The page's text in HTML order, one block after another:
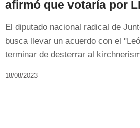
afirmó que votaría por
El diputado nacional radical de
busca llevar un acuerdo con el
terminar de desterrar al
18/08/2023